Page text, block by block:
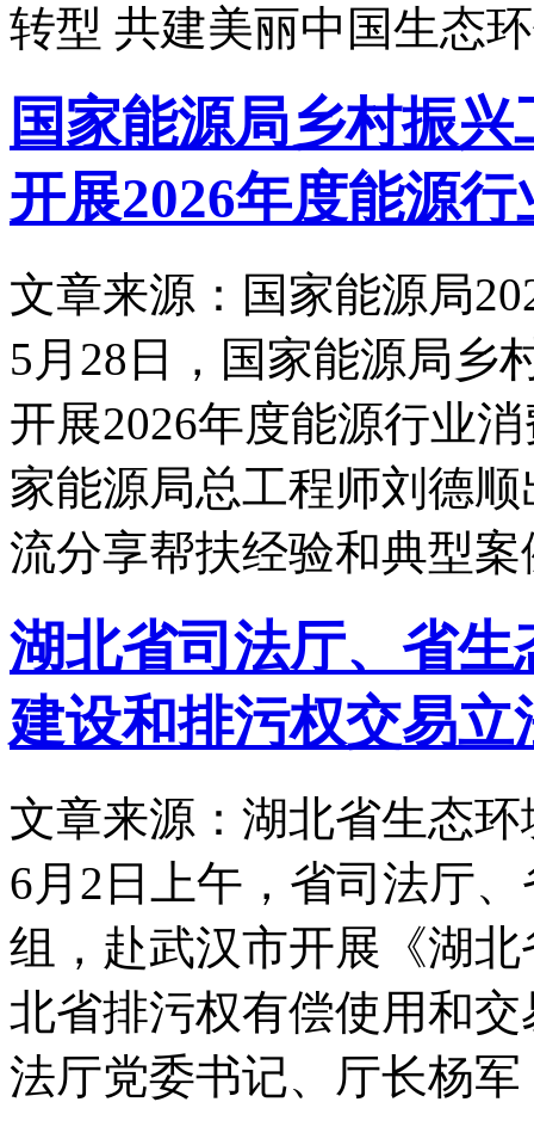
转型 共建美丽中国生态
国家能源局乡村振
开展2026年度能源
文章来源：国家能源局
5月28日，国家能源局乡
开展2026年度能源行业
家能源局总工程师刘德
流分享帮扶经验和典型案
湖北省司法厅、省
建设和排污权交易立
文章来源：湖北省生态环
6月2日上午，省司法厅
组，赴武汉市开展《湖
北省排污权有偿使用和
法厅党委书记、厅长杨军